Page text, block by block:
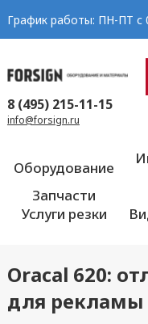
График работы: ПН-ПТ с
8 (495) 215-11-15
info@forsign.ru
Оборудование
Запчасти
Услуги резки
Oracal 620:
для рекламы